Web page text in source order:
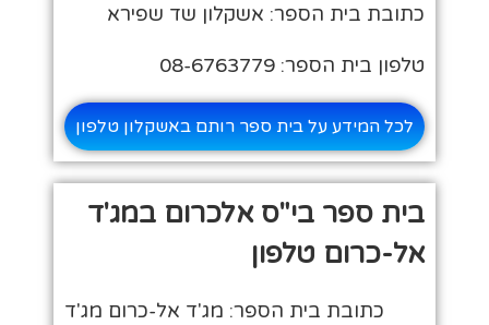
כתובת בית הספר: אשקלון שד שפירא
טלפון בית הספר: 08-6763779
לכל המידע על בית ספר רותם באשקלון טלפון
בית ספר בי"ס אלכרום במג'ד
אל-כרום טלפון
כתובת בית הספר: מג'ד אל-כרום מג'ד